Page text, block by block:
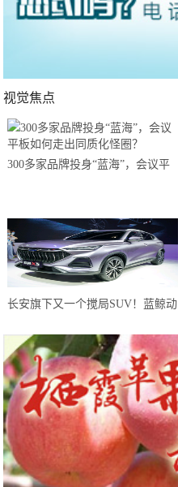
视觉焦点
300多家品牌投身“蓝海”，会议平
长安旗下又一个搅局SUV！蓝鲸动